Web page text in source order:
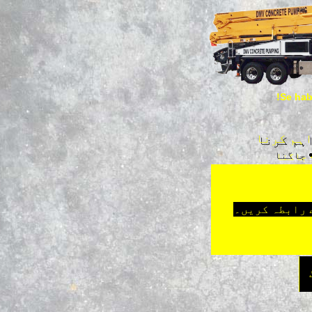
Se
کرنا
جاگنا
رابطہ کریں۔